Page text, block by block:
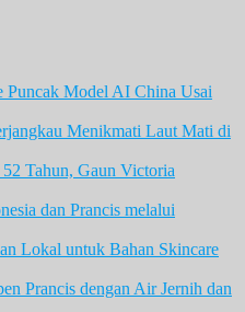
Model AI China Usai
Menikmati Laut Mati di
Tahun, Gaun Victoria
dan Prancis melalui
Lokal untuk Bahan Skincare
Prancis dengan Air Jernih dan